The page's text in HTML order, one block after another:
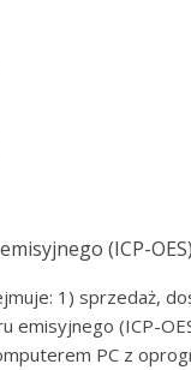
(ICP-
1) sprzedaż,
(ICP-
PC z